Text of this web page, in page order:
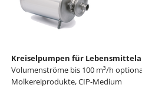
Kreiselpumpen für
Volumenströme bis 100 m³/h
Molkereiprodukte, CIP-Medium